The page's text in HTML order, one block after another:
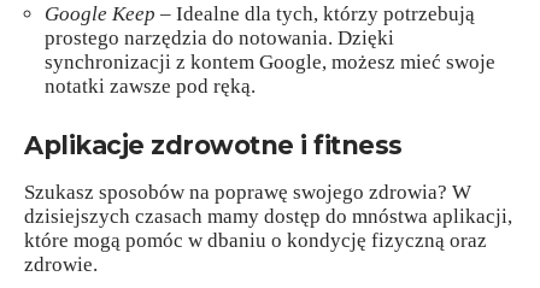
Google Keep – Idealne dla tych, którzy potrzebują
prostego narzędzia do notowania. Dzięki
synchronizacji z kontem Google, możesz mieć swoje
notatki zawsze pod ręką.
Aplikacje zdrowotne i fitness
Szukasz sposobów na poprawę swojego zdrowia? W
dzisiejszych czasach mamy dostęp do mnóstwa aplikacji,
które mogą pomóc w dbaniu o kondycję fizyczną oraz
zdrowie.